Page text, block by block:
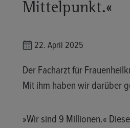
Mittelpunkt.«
22. April 2025
Der Facharzt für
Mit ihm haben wir darüber
»Wir sind 9 Millionen.«